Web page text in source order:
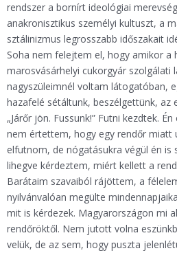
rendszer a bornírt ideológiai
anakronisztikus személyi kultuszt, a
sztálinizmus legrosszabb időszakait
Soha nem felejtem el, hogy amikor a
marosvásárhelyi cukorgyár szolgálati
nagyszüleimnél voltam látogatóban,
hazafelé sétáltunk, beszélgettünk, az
„Járőr jön. Fussunk!” Futni kezdtek.
nem értettem, hogy egy rendőr miatt
elfutnom, de nógatásukra végül én is
lihegve kérdeztem, miért kellett a
Barátaim szavaiból rájöttem, a
nyilvánvalóan megülte
mit is kérdezek. Magyarországon mi
rendőröktől. Nem jutott volna
velük, de az sem, hogy puszta